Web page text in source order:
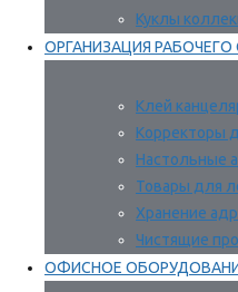
Куклы
ОРГАНИЗАЦИЯ
Клей
Корректоры
Настольные
Товары для
Хранение
Чистящие
ОФИСНОЕ